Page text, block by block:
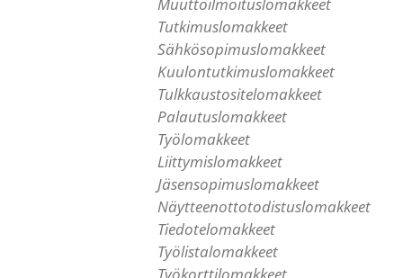
Tutkimuslomakkeet
Sähkösopimuslomakkeet
Kuulontutkimuslomakkeet
Tulkkaustositelomakkeet
Palautuslomakkeet
Työlomakkeet
Liittymislomakkeet
Jäsensopimuslomakkeet
Näytteenottotodistuslomakkeet
Tiedotelomakkeet
Työlistalomakkeet
Työkorttilomakkeet